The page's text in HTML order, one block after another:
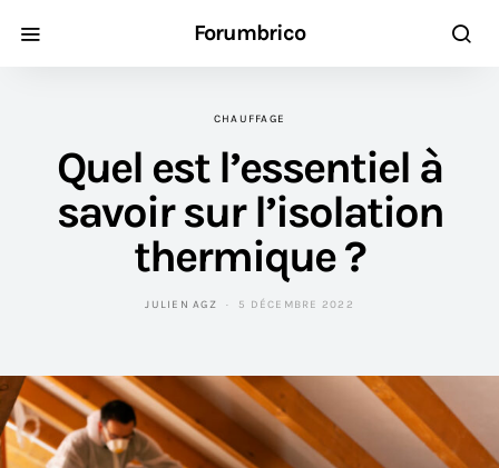
Forumbrico
CHAUFFAGE
Quel est l’essentiel à
savoir sur l’isolation
thermique ?
JULIEN AGZ 5 DÉCEMBRE 2022